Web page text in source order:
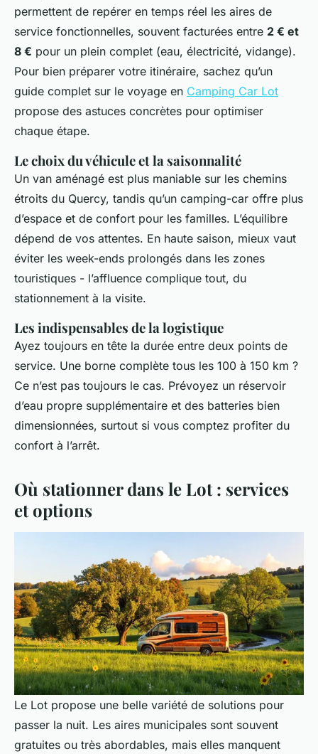
permettent de repérer en temps réel les aires de
service fonctionnelles, souvent facturées entre 2 € et
8 € pour un plein complet (eau, électricité, vidange).
Pour bien préparer votre itinéraire, sachez qu’un
guide complet sur le voyage en Camping Car Lot
propose des astuces concrètes pour optimiser
chaque étape.
Le choix du véhicule et la saisonnalité
Un van aménagé est plus maniable sur les chemins
étroits du Quercy, tandis qu’un camping-car offre plus
d’espace et de confort pour les familles. L’équilibre
dépend de vos attentes. En haute saison, mieux vaut
éviter les week-ends prolongés dans les zones
touristiques - l’affluence complique tout, du
stationnement à la visite.
Les indispensables de la logistique
Ayez toujours en tête la durée entre deux points de
service. Une borne complète tous les 100 à 150 km ?
Ce n’est pas toujours le cas. Prévoyez un réservoir
d’eau propre supplémentaire et des batteries bien
dimensionnées, surtout si vous comptez profiter du
confort à l’arrêt.
Où stationner dans le Lot : services
et options
Le Lot propose une belle variété de solutions pour
passer la nuit. Les aires municipales sont souvent
gratuites ou très abordables, mais elles manquent